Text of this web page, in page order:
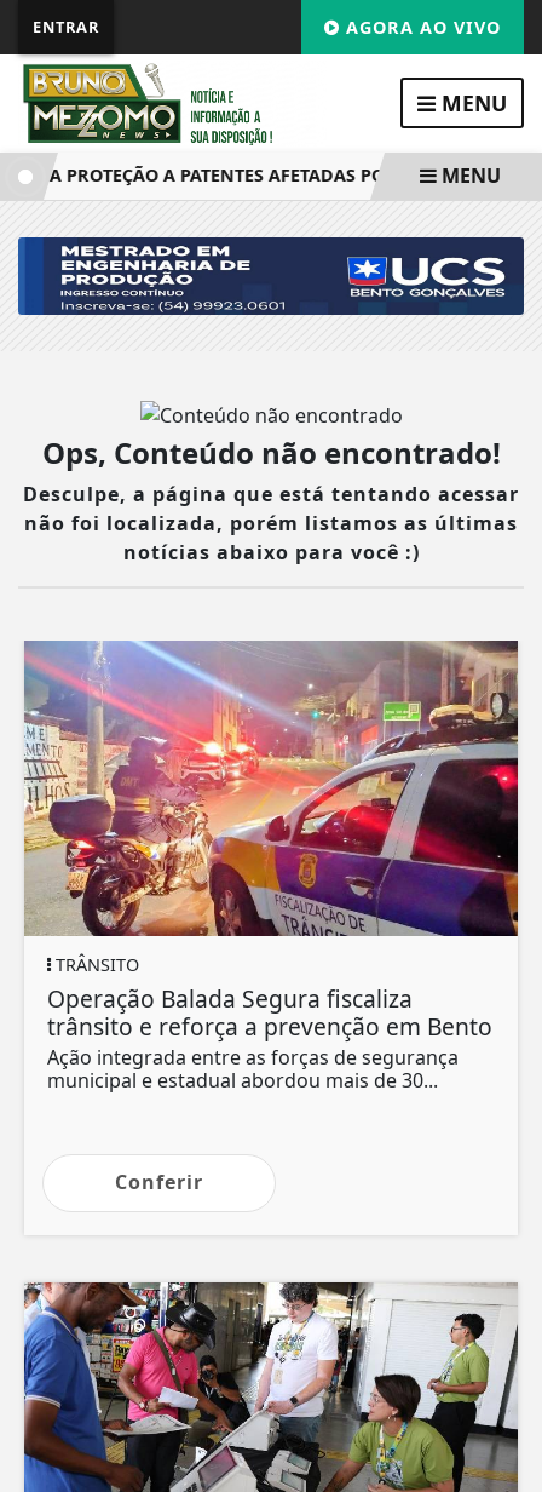
ENTRAR AGORA AO VIVO
MENU
PROTEÇÃO A PATENTES AFETADAS POR DEMORA DO INPI
MENU
Ops, Conteúdo não encontrado!
Desculpe, a página que está tentando acessar
não foi localizada, porém listamos as últimas
notícias abaixo para você :)
TRÂNSITO
Operação Balada Segura fiscaliza
trânsito e reforça a prevenção em Bento
Ação integrada entre as forças de segurança
municipal e estadual abordou mais de 30...
Conferir